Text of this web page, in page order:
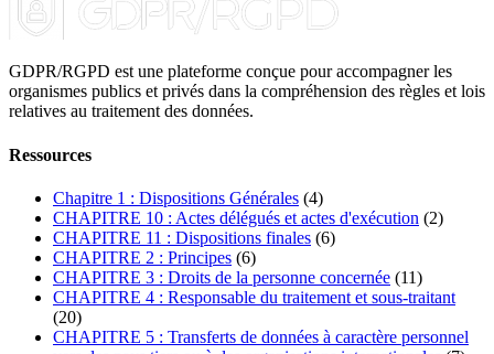
GDPR/RGPD est une plateforme conçue pour accompagner les
organismes publics et privés dans la compréhension des règles et lois
relatives au traitement des données.
Ressources
Chapitre 1 : Dispositions Générales (4)
CHAPITRE 10 : Actes délégués et actes d'exécution (2)
CHAPITRE 11 : Dispositions finales (6)
CHAPITRE 2 : Principes (6)
CHAPITRE 3 : Droits de la personne concernée (11)
CHAPITRE 4 : Responsable du traitement et sous-traitant
(20)
CHAPITRE 5 : Transferts de données à caractère personnel